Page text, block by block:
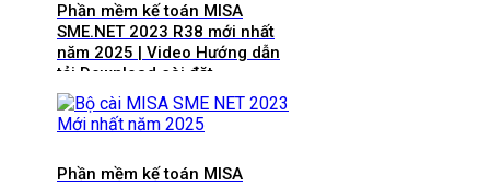
Phần mềm kế toán MISA
SME.NET 2023 R38 mới nhất
năm 2025 | Video Hướng dẫn
tải Download cài đặt
Phần mềm kế toán MISA